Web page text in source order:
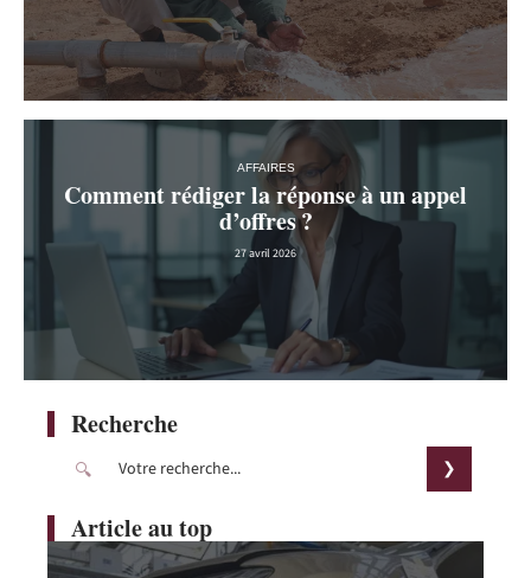
AFFAIRES
Comment rédiger la réponse à un appel
d’offres ?
27 avril 2026
Recherche
Article au top